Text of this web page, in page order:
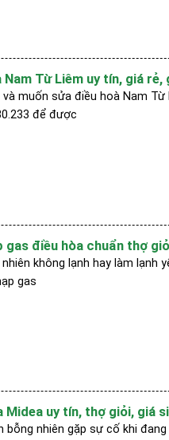
Từ Liêm uy tín, giá rẻ,
và muốn sửa điều hoà Nam
để được
gas điều hòa chuẩn thợ
không lạnh hay làm lạnh
gas
Midea uy tín, thợ giỏi, giá
bỗng nhiên gặp sự cố khi